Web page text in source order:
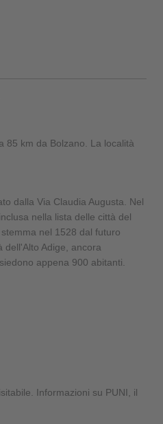
85 km da Bolzano. La località
dalla Via Claudia Augusta. Nel
nella lista delle città del
nel 1528 dal futuro
dell'Alto Adige, ancora
appena 900 abitanti.
Informazioni su PUNI, il